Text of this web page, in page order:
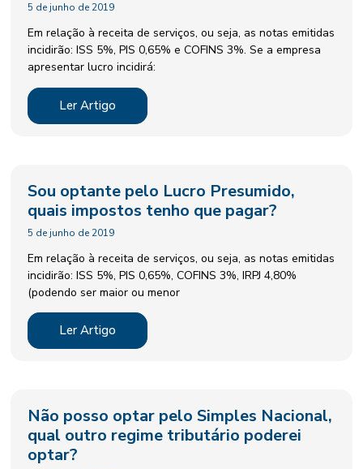
5 de junho de 2019
Em relação à receita de serviços, ou seja, as notas emitidas
incidirão: ISS 5%, PIS 0,65% e COFINS 3%. Se a empresa
apresentar lucro incidirá:
Ler Artigo
Sou optante pelo Lucro Presumido,
quais impostos tenho que pagar?
5 de junho de 2019
Em relação à receita de serviços, ou seja, as notas emitidas
incidirão: ISS 5%, PIS 0,65%, COFINS 3%, IRPJ 4,80%
(podendo ser maior ou menor
Ler Artigo
Não posso optar pelo Simples Nacional,
qual outro regime tributário poderei
optar?